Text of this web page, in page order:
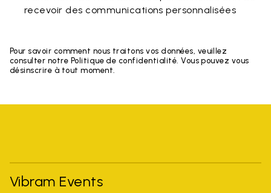
recevoir des communications personnalisées
Pour savoir comment nous traitons vos données, veuillez
consulter notre Politique de confidentialité. Vous pouvez vous
désinscrire à tout moment.
Vibram Events